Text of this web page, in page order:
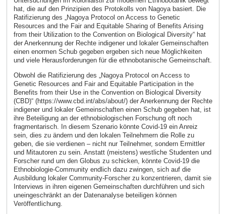
hat, die auf den Prinzipien des Protokolls von Nagoya basiert. Die
Ratifizierung des „Nagoya Protocol on Access to Genetic
Resources and the Fair and Equitable Sharing of Benefits Arising
from their Utilization to the Convention on Biological Diversity“ hat
der Anerkennung der Rechte indigener und lokaler Gemeinschaften
einen enormen Schub gegeben ergeben sich neue Möglichkeiten
und viele Herausforderungen für die ethnobotanische Gemeinschaft.
Obwohl die Ratifizierung des „Nagoya Protocol on Access to
Genetic Resources and Fair and Equitable Participation in the
Benefits from their Use in the Convention on Biological Diversity
(CBD)“ (https://www.cbd.int/abs/about/) der Anerkennung der Rechte
indigener und lokaler Gemeinschaften einen Schub gegeben hat, ist
ihre Beteiligung an der ethnobiologischen Forschung oft noch
fragmentarisch. In diesem Szenario könnte Covid-19 ein Anreiz
sein, dies zu ändern und den lokalen Teilnehmern die Rolle zu
geben, die sie verdienen – nicht nur Teilnehmer, sondern Ermittler
und Mitautoren zu sein. Anstatt (meistens) westliche Studenten und
Forscher rund um den Globus zu schicken, könnte Covid-19 die
Ethnobiologie-Community endlich dazu zwingen, sich auf die
Ausbildung lokaler Community-Forscher zu konzentrieren, damit sie
Interviews in ihren eigenen Gemeinschaften durchführen und sich
uneingeschränkt an der Datenanalyse beteiligen können
Veröffentlichung.